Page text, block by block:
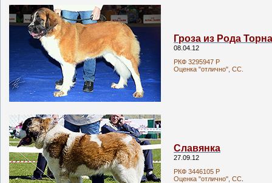
Гроза из Рода
08.04.12
РКФ 3295947 Р
Оценка "отлично", СС.
Славянка
27.09.12
РКФ 3446105 Р
Оценка "отлично", СС